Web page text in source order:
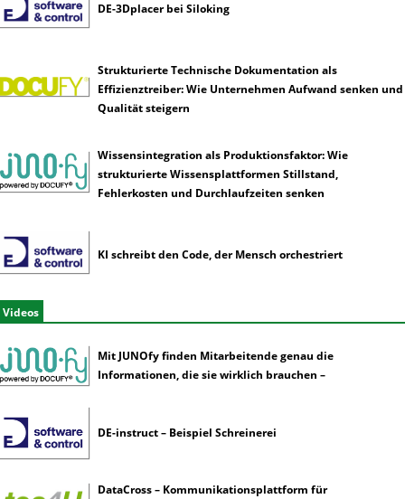
DE-3Dplacer bei Siloking
Strukturierte Technische Dokumentation als
Effizienztreiber: Wie Unternehmen Aufwand senken und
Qualität steigern
Wissensintegration als Produktionsfaktor: Wie
strukturierte Wissensplattformen Stillstand,
Fehlerkosten und Durchlaufzeiten senken
KI schreibt den Code, der Mensch orchestriert
Videos
Mit JUNOfy finden Mitarbeitende genau die
Informationen, die sie wirklich brauchen –
DE-instruct – Beispiel Schreinerei
DataCross – Kommunikationsplattform für